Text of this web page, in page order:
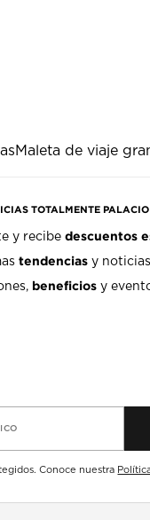
Maleta de viaje
TOTALMENTE PALACIO
y recibedescuentos
tendencias y
beneficios y
Conoce nuestra